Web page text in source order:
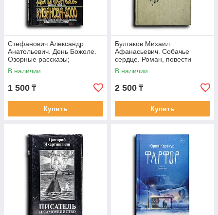
Стефанович Александр
Анатольевич. День Божоле.
Озорные рассказы;
Казанова-2000: Разговоры о
жизни, любви,
В наличии
1 500 ₸
Купить
Булгаков Михаил
Афанасьевич. Собачье
сердце. Роман, повести
В наличии
2 500 ₸
Купить